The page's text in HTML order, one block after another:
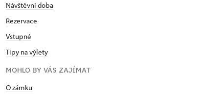
Návštěvní doba
Rezervace
Vstupné
Tipy na výlety
MOHLO BY VÁS ZAJÍMAT
O zámku